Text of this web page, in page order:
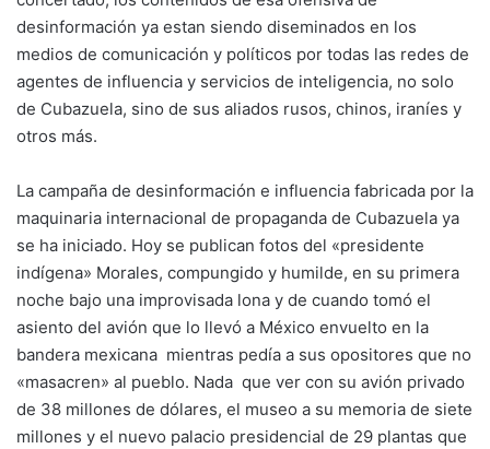
desinformación ya estan siendo diseminados en los
medios de comunicación y políticos por todas las redes de
agentes de influencia y servicios de inteligencia, no solo
de Cubazuela, sino de sus aliados rusos, chinos, iraníes y
otros más.
La campaña de desinformación e influencia fabricada por la
maquinaria internacional de propaganda de Cubazuela ya
se ha iniciado. Hoy se publican fotos del «presidente
indígena» Morales, compungido y humilde, en su primera
noche bajo una improvisada lona y de cuando tomó el
asiento del avión que lo llevó a México envuelto en la
bandera mexicana mientras pedía a sus opositores que no
«masacren» al pueblo. Nada que ver con su avión privado
de 38 millones de dólares, el museo a su memoria de siete
millones y el nuevo palacio presidencial de 29 plantas que